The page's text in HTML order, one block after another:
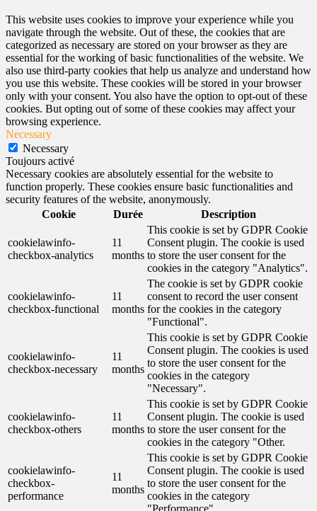
This website uses cookies to improve your experience while you
navigate through the website. Out of these, the cookies that are
categorized as necessary are stored on your browser as they are
essential for the working of basic functionalities of the website. We
also use third-party cookies that help us analyze and understand how
you use this website. These cookies will be stored in your browser
only with your consent. You also have the option to opt-out of these
cookies. But opting out of some of these cookies may affect your
browsing experience.
Necessary
Necessary
Toujours activé
Necessary cookies are absolutely essential for the website to
function properly. These cookies ensure basic functionalities and
security features of the website, anonymously.
Cookie
Durée Description
cookielawinfo-
checkbox-analytics
11
months
This cookie is set by GDPR Cookie
Consent plugin. The cookie is used
to store the user consent for the
cookies in the category "Analytics".
cookielawinfo-
checkbox-functional
11
months
The cookie is set by GDPR cookie
consent to record the user consent
for the cookies in the category
"Functional".
cookielawinfo-
checkbox-necessary
11
months
This cookie is set by GDPR Cookie
Consent plugin. The cookies is used
to store the user consent for the
cookies in the category
"Necessary".
cookielawinfo-
checkbox-others
11
months
This cookie is set by GDPR Cookie
Consent plugin. The cookie is used
to store the user consent for the
cookies in the category "Other.
cookielawinfo-
checkbox-
performance
11
months
This cookie is set by GDPR Cookie
Consent plugin. The cookie is used
to store the user consent for the
cookies in the category
"Performance".